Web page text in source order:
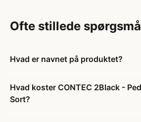
Ofte stillede
Hvad er navnet på produktet?
Hvad koster CONTEC 2Black -
Sort?